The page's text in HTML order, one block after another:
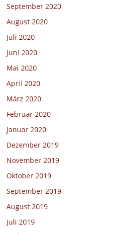
September 2020
August 2020
Juli 2020
Juni 2020
Mai 2020
April 2020
März 2020
Februar 2020
Januar 2020
Dezember 2019
November 2019
Oktober 2019
September 2019
August 2019
Juli 2019